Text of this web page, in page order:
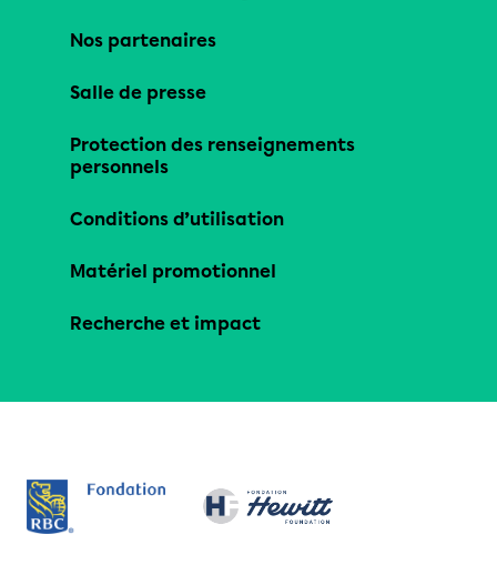
Nos partenaires
Salle de presse
Protection des renseignements
personnels
Conditions d’utilisation
Matériel promotionnel
Recherche et impact